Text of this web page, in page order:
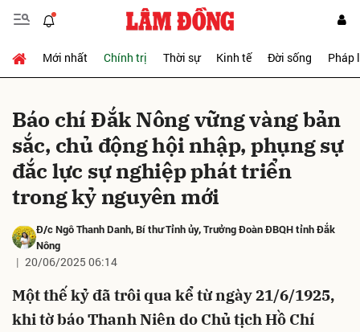
Mới nhất Chính trị Thời sự Kinh tế Đời sống Pháp
Báo chí Đắk Nông vững vàng bản
sắc, chủ động hội nhập, phụng sự
đắc lực sự nghiệp phát triển
trong kỷ nguyên mới
Đ/c Ngô Thanh Danh, Bí thư Tỉnh ủy, Trưởng Đoàn ĐBQH tỉnh Đắk
Nông
20/06/2025 06:14
Một thế kỷ đã trôi qua kể từ ngày 21/6/1925,
khi tờ báo Thanh Niên do Chủ tịch Hồ Chí
Gửi bình luận